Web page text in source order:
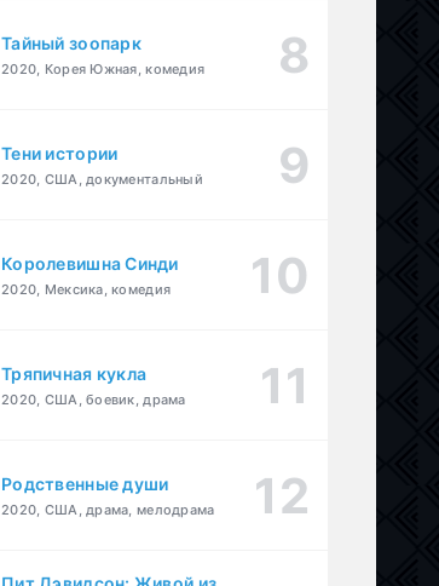
Тайный зоопарк
2020, Корея Южная, комедия
Тени истории
2020, США, документальный
Королевишна Синди
2020, Мексика, комедия
Тряпичная кукла
2020, США, боевик, драма
Родственные души
2020, США, драма, мелодрама